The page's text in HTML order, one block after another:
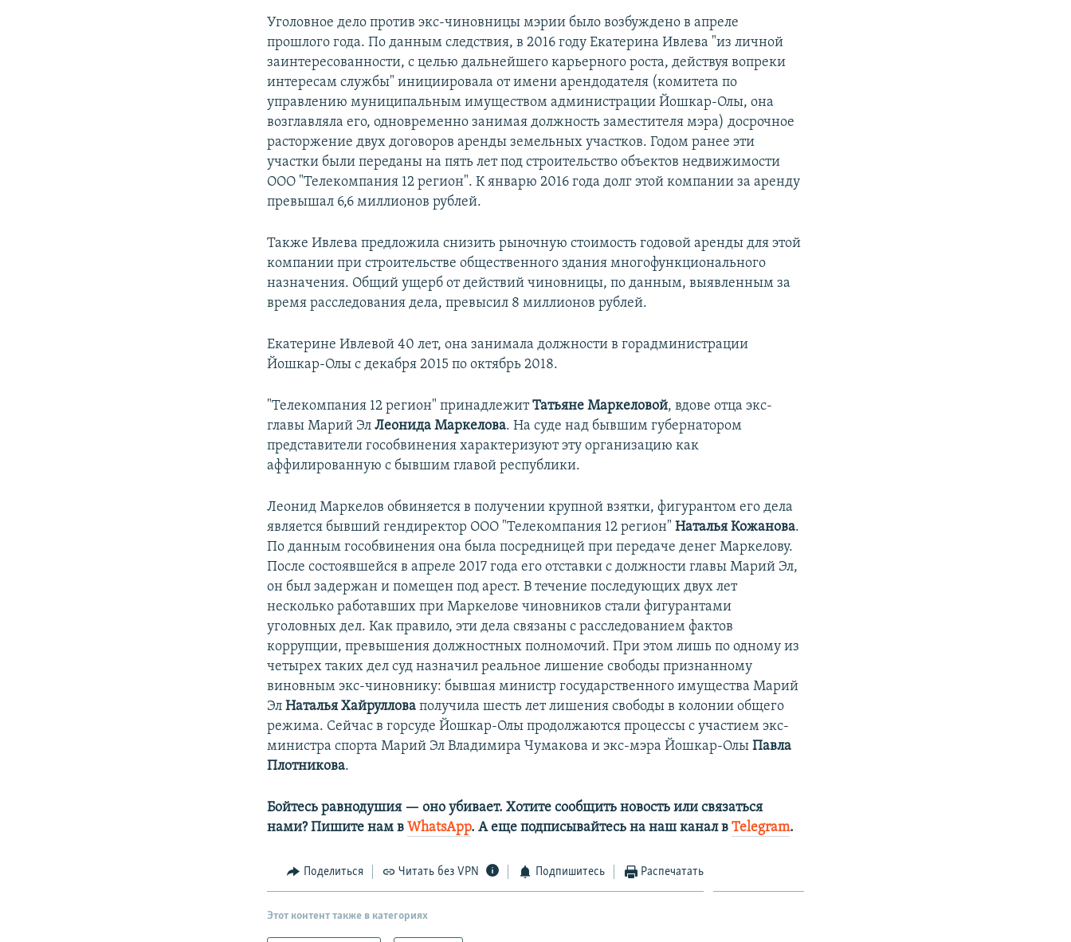
Уголовное дело против экс-чиновницы мэрии было возбуждено в апреле
прошлого года. По данным следствия, в 2016 году Екатерина Ивлева "из личной
заинтересованности, с целью дальнейшего карьерного роста, действуя вопреки
интересам службы" инициировала от имени арендодателя (комитета по
управлению муниципальным имуществом администрации Йошкар-Олы, она
возглавляла его, одновременно занимая должность заместителя мэра) досрочное
расторжение двух договоров аренды земельных участков. Годом ранее эти
участки были переданы на пять лет под строительство объектов недвижимости
ООО "Телекомпания 12 регион". К январю 2016 года долг этой компании за аренду
превышал 6,6 миллионов рублей.
Также Ивлева предложила снизить рыночную стоимость годовой аренды для этой
компании при строительстве общественного здания многофункционального
назначения. Общий ущерб от действий чиновницы, по данным, выявленным за
время расследования дела, превысил 8 миллионов рублей.
Екатерине Ивлевой 40 лет, она занимала должности в горадминистрации
Йошкар-Олы с декабря 2015 по октябрь 2018.
"Телекомпания 12 регион" принадлежитТатьяне Маркеловой, вдове отца экс-
главы Марий ЭлЛеонида Маркелова. На суде над бывшим губернатором
представители гособвинения характеризуют эту организацию как
аффилированную с бывшим главой республики.
Леонид Маркелов обвиняется в получении крупной взятки, фигурантом его дела
является бывший гендиректор ООО "Телекомпания 12 регион"Наталья Кожанова.
По данным гособвинения она была посредницей при передаче денег Маркелову.
После состоявшейся в апреле 2017 года его отставки с должности главы Марий Эл,
он был задержан и помещен под арест. В течение последующих двух лет
несколько работавших при Маркелове чиновников стали фигурантами
уголовных дел. Как правило, эти дела связаны с расследованием фактов
коррупции, превышения должностных полномочий. При этом лишь по одному из
четырех таких дел суд назначил реальное лишение свободы признанному
виновным экс-чиновнику: бывшая министр государственного имущества Марий
ЭлНаталья Хайруллова получила шесть лет лишения свободы в колонии общего
режима. Сейчас в горсуде Йошкар-Олы продолжаются процессы с участием экс-
министра спорта Марий Эл Владимира Чумакова и экс-мэра Йошкар-ОлыПавла
Плотникова.
Бойтесь равнодушия — оно убивает. Хотите сообщить новость или связаться
нами? Пишите нам вWhatsApp. А еще подписывайтесь на наш канал вTelegram.
Поделиться Читать без VPN Подпишитесь Распечатать
Этот контент также в категориях